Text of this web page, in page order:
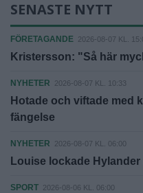
SENASTE NYTT
FÖRETAGANDE 2026-08-07 KL.
Kristersson: "Så här
NYHETER 2026-08-07 KL. 10:33
Hotade och viftade med
fängelse
NYHETER 2026-08-07 KL. 06:00
Louise lockade
SPORT 2026-08-06 KL. 06:00